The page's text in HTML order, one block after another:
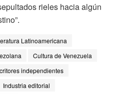
rieles hacia algún
Latinoamericana
Cultura de Venezuela
independientes
Industria editorial